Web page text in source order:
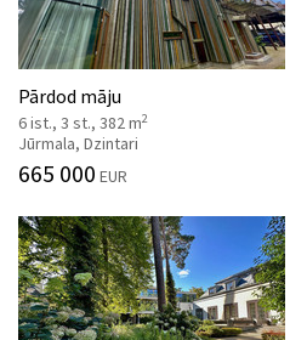
Pārdod māju
6 ist., 3 st., 382 m2
Jūrmala, Dzintari
665 000 EUR